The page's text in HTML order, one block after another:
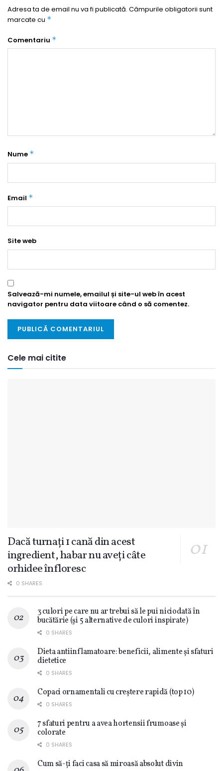
Adresa ta de email nu va fi publicată. Câmpurile obligatorii sunt
marcate cu *
Comentariu *
Nume *
Email *
Site web
Salvează-mi numele, emailul și site-ul web în acest
navigator pentru data viitoare când o să comentez.
Cele mai citite
Dacă turnați 1 cană din acest
ingredient, habar nu aveți câte
orhidee înfloresc
0 SHARES
3 culori pe care nu ar trebui să le pui niciodată în
bucătărie (și 5 alternative de culori inspirate)
0 SHARES
Dieta antiinflamatoare: beneficii, alimente și sfaturi
dietetice
0 SHARES
Copaci ornamentali cu creștere rapidă (top 10)
0 SHARES
7 sfaturi pentru a avea hortensii frumoase și
colorate
0 SHARES
Cum să-ți faci casa să miroasă absolut divin